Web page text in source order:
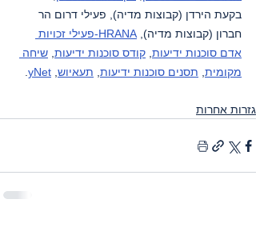
בקעת הירדן (קבוצות מדיה), פעילי דרום הר
חברון (קבוצות מדיה),
HRANA-פעילי זכויות
אדם סוכנות ידיעות, קודס סוכנות ידיעות, שיחה
מקומית, תסנים סוכנות ידיעות, תעאיוש,
yNet
.
גזרות אחרות